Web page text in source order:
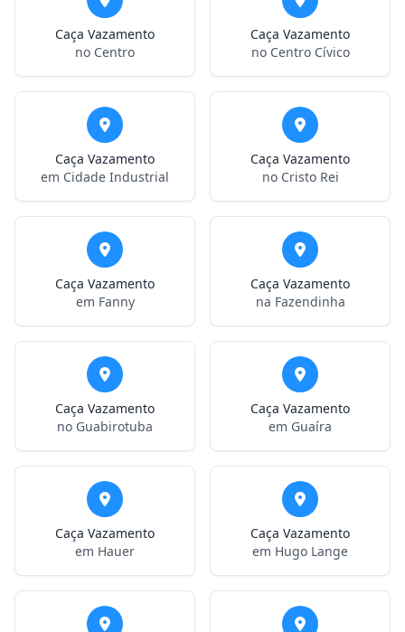
Caça Vazamento
no Centro
Caça Vazamento
no Centro Cívico
Caça Vazamento
em Cidade Industrial
Caça Vazamento
no Cristo Rei
Caça Vazamento
em Fanny
Caça Vazamento
na Fazendinha
Caça Vazamento
no Guabirotuba
Caça Vazamento
em Guaíra
Caça Vazamento
em Hauer
Caça Vazamento
em Hugo Lange